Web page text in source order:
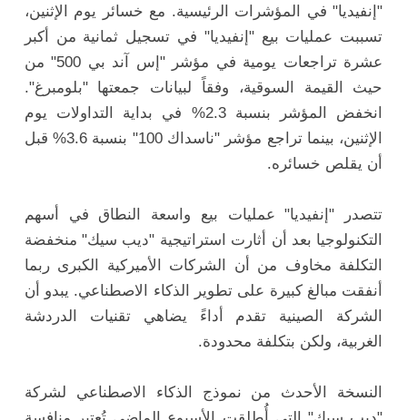
"إنفيديا" في المؤشرات الرئيسية. مع خسائر يوم الإثنين،
تسببت عمليات بيع "إنفيديا" في تسجيل ثمانية من أكبر
عشرة تراجعات يومية في مؤشر "إس آند بي 500" من
حيث القيمة السوقية، وفقاً لبيانات جمعتها "بلومبرغ".
انخفض المؤشر بنسبة 2.3% في بداية التداولات يوم
الإثنين، بينما تراجع مؤشر "ناسداك 100" بنسبة 3.6% قبل
أن يقلص خسائره.
تتصدر "إنفيديا" عمليات بيع واسعة النطاق في أسهم
التكنولوجيا بعد أن أثارت استراتيجية "ديب سيك" منخفضة
التكلفة مخاوف من أن الشركات الأميركية الكبرى ربما
أنفقت مبالغ كبيرة على تطوير الذكاء الاصطناعي. يبدو أن
الشركة الصينية تقدم أداءً يضاهي تقنيات الدردشة
الغربية، ولكن بتكلفة محدودة.
النسخة الأحدث من نموذج الذكاء الاصطناعي لشركة